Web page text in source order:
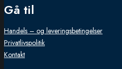
Gå til
Handels – og leveringsbetingelser
Privatlivspolitik
Kontakt